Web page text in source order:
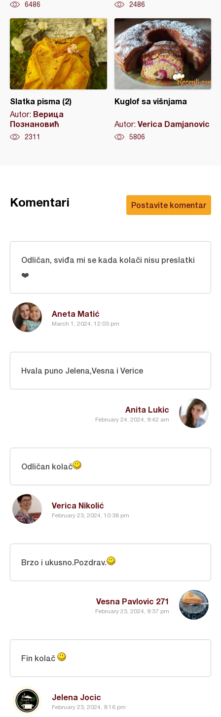
6486 2486
Slatka pisma (2)
Autor: Верица
Познановић
2311
Kuglof sa višnjama
Autor: Verica Damjanovic
5806
Postavite komentar
Komentari
Aneta Matić
March 1, 2024, 12:03 pm
Odličan, sviđa mi se kada kolači nisu preslatki
❤️
Anita Lukic
February 24, 2024, 9:42 am
Hvala puno Jelena,Vesna i Verice
Verica Nikolić
February 23, 2024, 10:38 pm
Odličan kolač
Vesna Pavlovic 271
February 23, 2024, 9:37 pm
Brzo i ukusno.Pozdrav.
Jelena Jocic
February 23, 2024, 9:16 pm
Fin kolač